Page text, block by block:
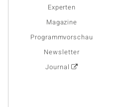
Experten
Magazine
Programmvorschau
Newsletter
Journal